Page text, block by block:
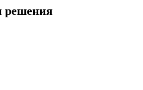
решения